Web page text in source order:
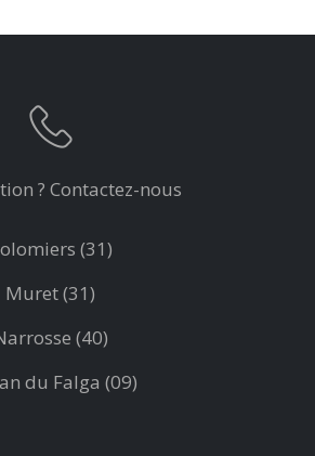
? Contactez-nous
(31)
Muret (31)
(40)
du Falga (09)